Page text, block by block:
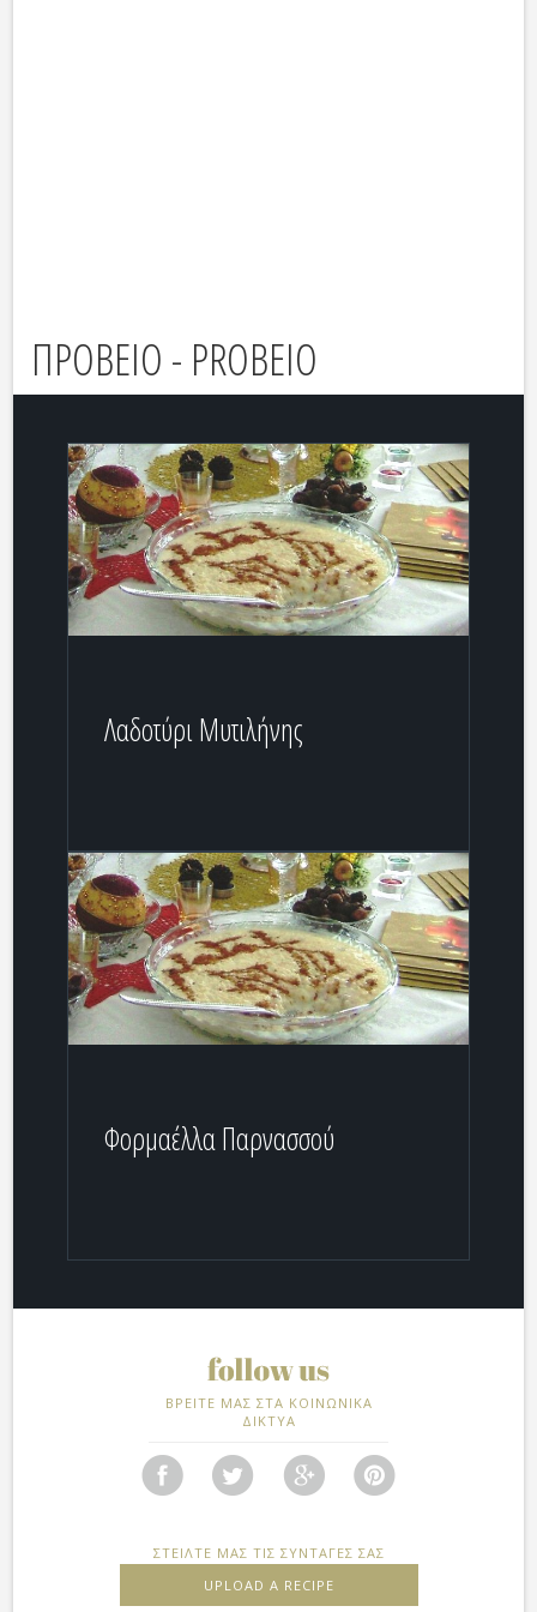
ΠΡΟΒΕΙΟ - PROBEIO
Λαδοτύρι Μυτιλήνης
Φορμαέλλα Παρνασσού
ΒΡΕΙΤΕ ΜΑΣ ΣΤΑ ΚΟΙΝΩΝΙΚΑ
ΔΙΚΤΥΑ
ΣΤΕΙΛΤΕ ΜΑΣ ΤΙΣ ΣΥΝΤΑΓΕΣ ΣΑΣ
UPLOAD A RECIPE